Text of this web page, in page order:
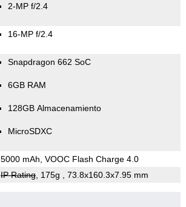
2-MP f/2.4
16-MP f/2.4
Snapdragon 662 SoC
6GB RAM
128GB Almacenamiento
MicroSDXC
5000 mAh, VOOC Flash Charge 4.0
IP Rating, 175g , 73.8x160.3x7.95 mm